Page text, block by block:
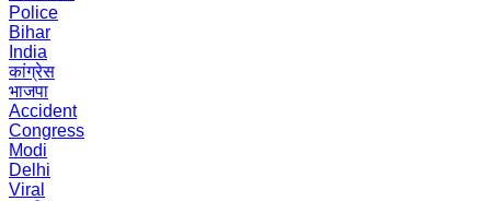
Police
Bihar
India
कांग्रेस
भाजपा
Accident
Congress
Modi
Delhi
Viral